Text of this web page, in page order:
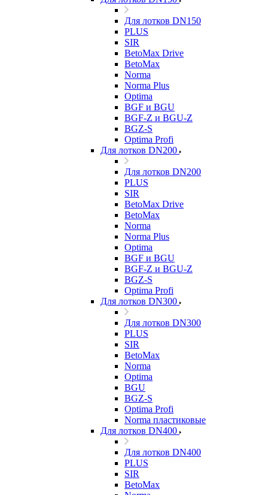
Для лотков DN150
PLUS
SIR
BetoMax Drive
BetoMax
Norma
Norma Plus
Optima
BGF и BGU
BGF-Z и BGU-Z
BGZ-S
Optima Profi
Для лотков DN200
Для лотков DN200
PLUS
SIR
BetoMax Drive
BetoMax
Norma
Norma Plus
Optima
BGF и BGU
BGF-Z и BGU-Z
BGZ-S
Optima Profi
Для лотков DN300
Для лотков DN300
PLUS
SIR
BetoMax
Norma
Optima
BGU
BGZ-S
Optima Profi
Norma пластиковые
Для лотков DN400
Для лотков DN400
PLUS
SIR
BetoMax